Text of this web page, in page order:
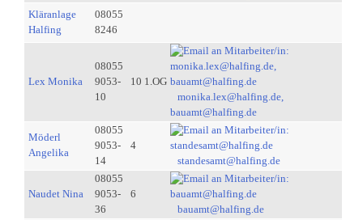
Kläranlage
Halfing
08055
8246
Lex Monika
08055
9053-
10
10 1.OG
monika.lex@halfing.de,
bauamt@halfing.de
Möderl
Angelika
08055
9053-
14
4
standesamt@halfing.de
Naudet Nina
08055
9053-
36
6
bauamt@halfing.de